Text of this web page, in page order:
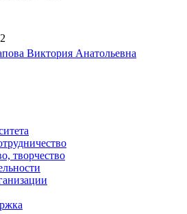
Виктория Анатольевна
творчество